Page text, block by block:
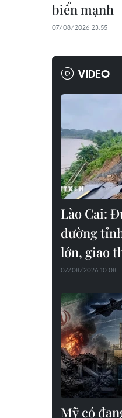
biển mạnh
07/08/2026 23:55
VIDEO
Lào Cai:
đường
lớn, giao
07/08/2026 10:08
Mỹ có